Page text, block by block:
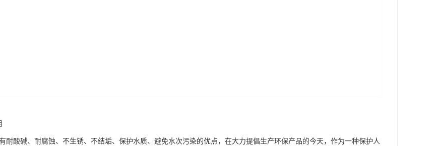
耐酸碱、耐腐蚀、不生锈、不结垢、保护水质、避免水次污染的优点，在大力提倡生产环保产品的今天，作为一种保护人